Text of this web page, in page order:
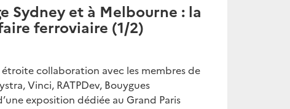
Sydney et à Melbourne : la
ferroviaire (1/2)
collaboration avec les membres de
Vinci, RATPDev, Bouygues
exposition dédiée au Grand Paris